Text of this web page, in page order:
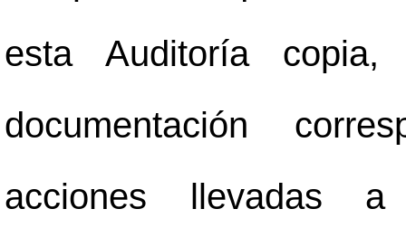
esta Auditoría
documentación
acciones llevadas